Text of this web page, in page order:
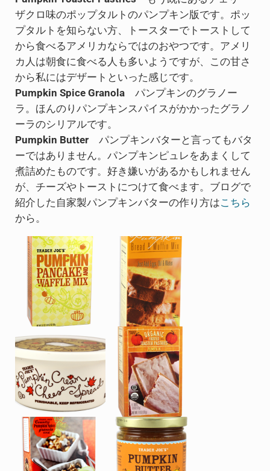
ザクロ味のポップタルトのパンプキン版です。ポッ
プタルトを知らない方、トースターでトーストして
から食べるアメリカならではのおやつです。アメリ
カ人は朝食に食べる人も多いようですが、この甘さ
から私にはデザートといった感じです。
Pumpkin Spice Granolaパンプキンのグラノー
ラ。ほんのりパンプキンスパイスがかかったグラノ
ーラのシリアルです。
Pumpkin Butterパンプキンバターと言ってもバタ
ーではありません。パンプキンピュレをあまくして
煮詰めたものです。好き嫌いがあるかもしれません
が、チーズやトーストにつけて食べます。ブログで
紹介した自家製パンプキンバターの作り方はこちら
から。